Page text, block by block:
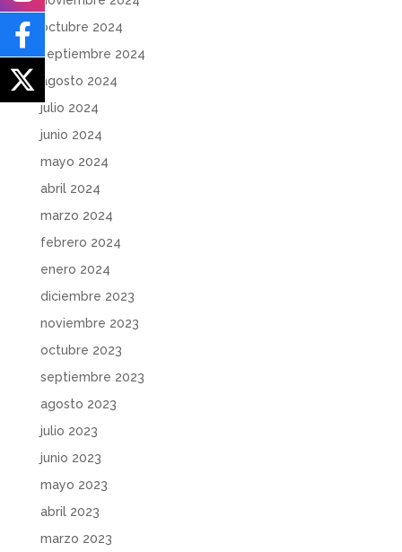
octubre 2024
septiembre 2024
agosto 2024
julio 2024
junio 2024
mayo 2024
abril 2024
marzo 2024
febrero 2024
enero 2024
diciembre 2023
noviembre 2023
octubre 2023
septiembre 2023
agosto 2023
julio 2023
junio 2023
mayo 2023
abril 2023
marzo 2023